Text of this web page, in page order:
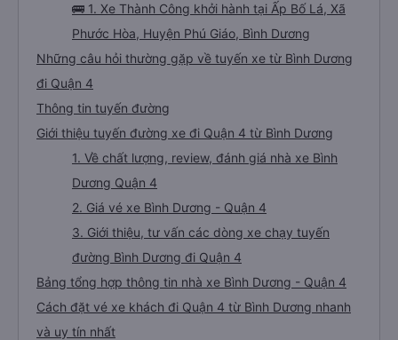
🚌 1. Xe Thành Công khởi hành tại Ấp Bố Lá, Xã
Phước Hòa, Huyện Phú Giáo, Bình Dương
Những câu hỏi thường gặp về tuyến xe từ Bình Dương
đi Quận 4
Thông tin tuyến đường
Giới thiệu tuyến đường xe đi Quận 4 từ Bình Dương
1. Về chất lượng, review, đánh giá nhà xe Bình
Dương Quận 4
2. Giá vé xe Bình Dương - Quận 4
3. Giới thiệu, tư vấn các dòng xe chạy tuyến
đường Bình Dương đi Quận 4
Bảng tổng hợp thông tin nhà xe Bình Dương - Quận 4
Cách đặt vé xe khách đi Quận 4 từ Bình Dương nhanh
và uy tín nhất